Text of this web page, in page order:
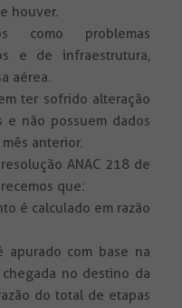
houver.
como problemas
e de infraestrutura,
aérea.
ter sofrido alteração
não possuem dados
anterior.
ANAC 218 de
que:
é calculado em razão
com base na
no destino da
do total de etapas